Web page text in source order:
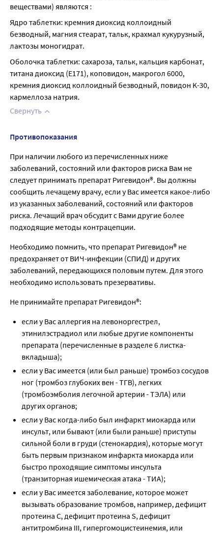
веществами) являются :
Ядро таблетки: кремния диоксид коллоидный
безводный, магния стеарат, тальк, крахмал кукурузный,
лактозы моногидрат.
Оболочка таблетки: сахароза, тальк, кальция карбонат,
титана диоксид (Е171), коповидон, макрогол 6000,
кремния диоксид коллоидный безводный, повидон K-30,
кармеллоза натрия.
Свернуть
Противопоказания
При наличии любого из перечисленных ниже
заболеваний, состояний или факторов риска Вам не
следует принимать препарат Ригевидон®. Вы должны
сообщить лечащему врачу, если у Вас имеется какое-либо
из указанных заболеваний, состояний или факторов
риска. Лечащий врач обсудит с Вами другие более
подходящие методы контрацепции.
Необходимо помнить, что препарат Ригевидон® не
предохраняет от ВИЧ-инфекции (СПИД) и других
заболеваний, передающихся половым путем. Для этого
необходимо использовать презервативы.
Не принимайте препарат Ригевидон®:
если у Вас аллергия на левоноргестрел,
этинилэстрадиол или любые другие компоненты
препарата (перечисленные в разделе 6 листка-
вкладыша);
если у Вас имеется (или был раньше) тромбоз сосудов
ног (тромбоз глубоких вен - ТГВ), легких
(тромбоэмболия легочной артерии - ТЭЛА) или
других органов;
если у Вас когда-либо был инфаркт миокарда или
инсульт, или бывают (или были раньше) приступы
сильной боли в груди (стенокардия), которые могут
быть первым признаком инфаркта миокарда или
быстро проходящие симптомы инсульта
(транзиторная ишемическая атака - ТИА);
если у Вас имеется заболевание, которое может
вызывать образование тромбов, например, дефицит
протеина С, дефицит протеина S, дефицит
антитромбина III, гипергомоцистеинемия, или